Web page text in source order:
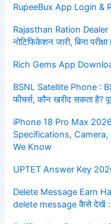
RupeeBux App Login &
Rajasthan Ration Dealer
नोटिफिकेशन जारी, बिना
Rich Gems App
BSNL Satellite Phone :
फीचर्स, कौन खरीद सकता है?
iPhone 18 Pro Max
Specifications,
We Know
UPTET Answer Key
Delete Message Earn
delete message कैसे देखें :